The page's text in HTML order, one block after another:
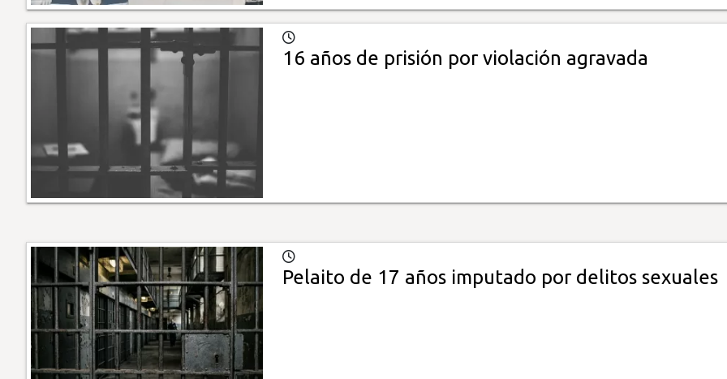
16 años de prisión por violación agravada
Pelaito de 17 años imputado por delitos sexuales